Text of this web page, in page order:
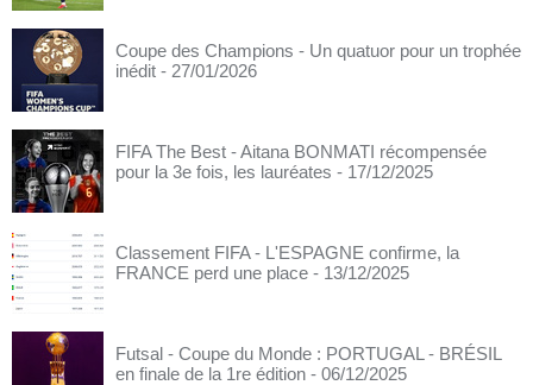
Coupe des Champions - Un quatuor pour un trophée
inédit - 27/01/2026
FIFA The Best - Aitana BONMATI récompensée
pour la 3e fois, les lauréates - 17/12/2025
Classement FIFA - L'ESPAGNE confirme, la
FRANCE perd une place - 13/12/2025
Futsal - Coupe du Monde : PORTUGAL - BRÉSIL
en finale de la 1re édition - 06/12/2025